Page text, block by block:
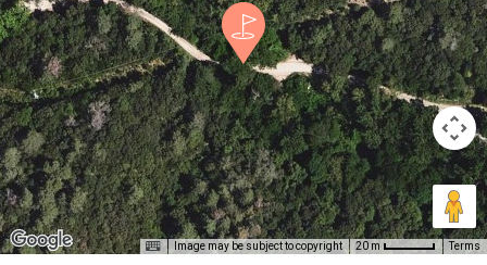
Image may be subject to copyright 20 m Terms